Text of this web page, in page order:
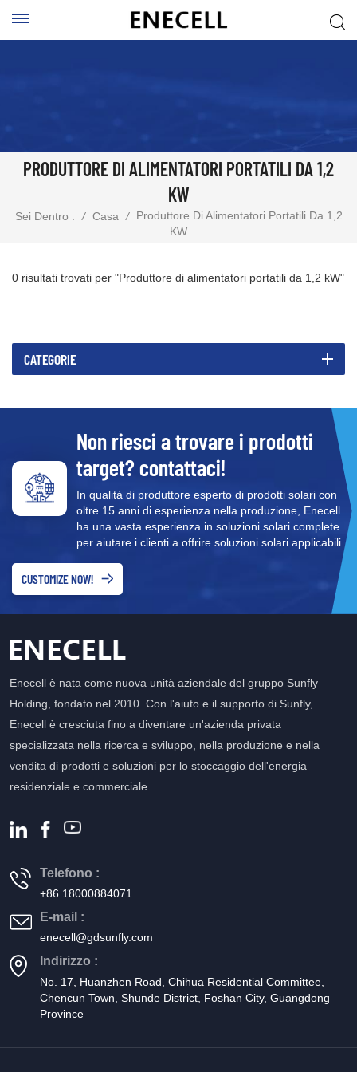
PRODUTTORE DI ALIMENTATORI PORTATILI DA 1,2
KW
Sei Dentro : / Casa /
Produttore Di Alimentatori Portatili Da 1,2
KW
0 risultati trovati per "Produttore di alimentatori portatili da 1,2 kW"
CATEGORIE
Non riesci a trovare i prodotti
target? contattaci!
In qualità di produttore esperto di prodotti solari con
oltre 15 anni di esperienza nella produzione, Enecell
ha una vasta esperienza in soluzioni solari complete
per aiutare i clienti a offrire soluzioni solari applicabili.
CUSTOMIZE NOW!
Enecell è nata come nuova unità aziendale del gruppo Sunfly
Holding, fondato nel 2010. Con l'aiuto e il supporto di Sunfly,
Enecell è cresciuta fino a diventare un'azienda privata
specializzata nella ricerca e sviluppo, nella produzione e nella
vendita di prodotti e soluzioni per lo stoccaggio dell'energia
residenziale e commerciale. .
Telefono :
+86 18000884071
E-mail :
enecell@gdsunfly.com
Indirizzo :
No. 17, Huanzhen Road, Chihua Residential Committee,
Chencun Town, Shunde District, Foshan City, Guangdong
Province